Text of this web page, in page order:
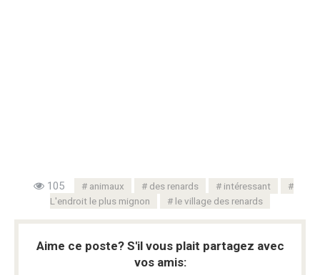
105 animaux des renards
intéressant
L'endroit le plus mignon
le village des renards
Aime ce poste? S'il vous plait partagez avec
vos amis: